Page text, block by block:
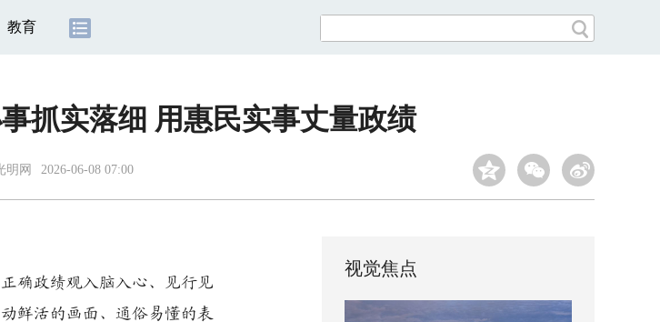
教育
抓实落细 用惠民实事丈量政绩
明网 2026-06-08 07:00
确政绩观入脑入心、见行见
鲜活的画面、通俗易懂的表
视觉焦点